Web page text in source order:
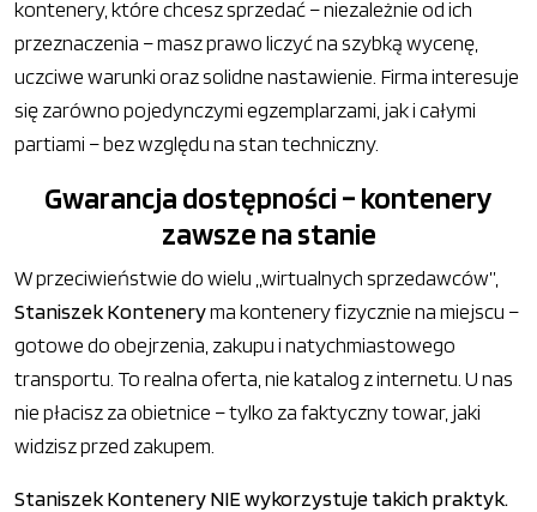
kontenery, które chcesz sprzedać – niezależnie od ich
przeznaczenia – masz prawo liczyć na szybką wycenę,
uczciwe warunki oraz solidne nastawienie. Firma interesuje
się zarówno pojedynczymi egzemplarzami, jak i całymi
partiami – bez względu na stan techniczny.
Gwarancja dostępności – kontenery
zawsze na stanie
W przeciwieństwie do wielu „wirtualnych sprzedawców”,
Staniszek Konteneryma kontenery fizycznie na miejscu –
gotowe do obejrzenia, zakupu i natychmiastowego
transportu. To realna oferta, nie katalog z internetu. U nas
nie płacisz za obietnice – tylko za faktyczny towar, jaki
widzisz przed zakupem.
Staniszek Kontenery NIE wykorzystuje takich praktyk.